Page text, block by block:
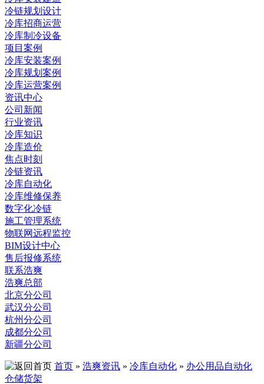
冷链规划设计
冷库招商运营
冷库制冷设备
项目案例
冷库安装案例
冷库规划案例
冷库运营案例
资讯中心
公司新闻
行业资讯
冷库知识
冷库造价
焦点时刻
冷链资讯
冷库自动化
冷库维修保养
数字化冷链
施工管理系统
物联网远程监控
BIM设计中心
售后报修系统
联系浩爽
浩爽总部
北京分公司
武汉分公司
杭州分公司
成都分公司
新疆分公司
首页 » 浩爽资讯 » 冷库自动化 » 办公用品自动化
仓储货架